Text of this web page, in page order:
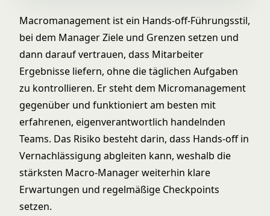
Macromanagement ist ein Hands-off-Führungsstil,
bei dem Manager Ziele und Grenzen setzen und
dann darauf vertrauen, dass Mitarbeiter
Ergebnisse liefern, ohne die täglichen Aufgaben
zu kontrollieren. Er steht dem Micromanagement
gegenüber und funktioniert am besten mit
erfahrenen, eigenverantwortlich handelnden
Teams. Das Risiko besteht darin, dass Hands-off in
Vernachlässigung abgleiten kann, weshalb die
stärksten Macro-Manager weiterhin klare
Erwartungen und regelmäßige Checkpoints
setzen.